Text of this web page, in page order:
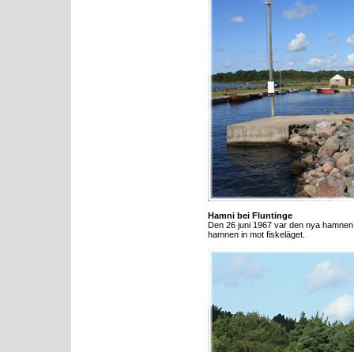
Hamni bei Fluntinge
Den 26 juni 1967 var den nya
hamnen in mot fiskeläget.